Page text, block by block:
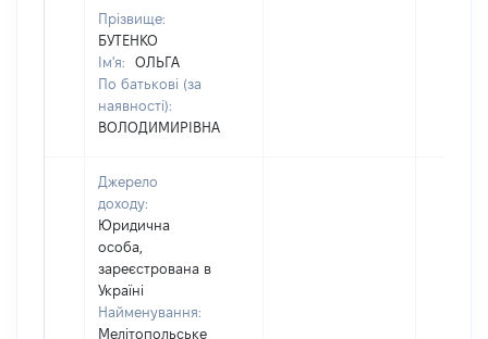
Прізвище:
БУТЕНКО
Ім'я:
ОЛЬГА
По батькові (за
наявності):
ВОЛОДИМИРІВНА
Джерело
доходу:
Юридична
особа,
зареєстрована в
Україні
Найменування:
Мелітопольське